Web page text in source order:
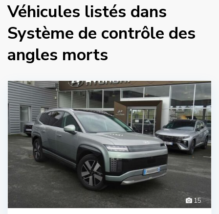
Véhicules listés dans
Système de contrôle des
angles morts
15